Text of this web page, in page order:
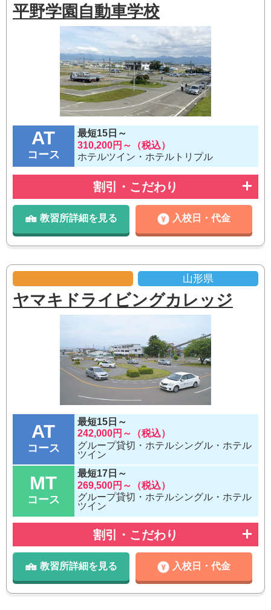
平野学園自動車学校
AT
コース
最短15日～
310,200円～（税込）
ホテルツイン・ホテルトリプル
割引・こだわり
教習所詳細を見る 入校日・代金
山形県
ヤマキドライビングカレッジ
AT
コース
最短15日～
242,000円～（税込）
グループ貸切・ホテルシングル・ホテル
ツイン
MT
コース
最短17日～
269,500円～（税込）
グループ貸切・ホテルシングル・ホテル
ツイン
割引・こだわり
教習所詳細を見る 入校日・代金